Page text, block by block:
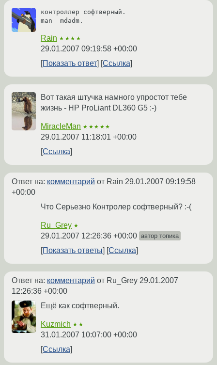
контроллер софтверный.
man  mdadm.
Rain ★★★★
29.01.2007 09:19:58 +00:00
Показать ответ
Ссылка
Вот такая штучка намного упростот тебе
жизнь - HP ProLiant DL360 G5 :-)
MiracleMan ★★★★★
29.01.2007 11:18:01 +00:00
Ссылка
Ответ на: комментарий от Rain 29.01.2007 09:19:58
+00:00
Что Серьезно Контролер софтверный? :-(
Ru_Grey ★
29.01.2007 12:26:36 +00:00 автор топика
Показать ответы Ссылка
Ответ на: комментарий от Ru_Grey 29.01.2007
12:26:36 +00:00
Ещё как софтверный.
Kuzmich ★★
31.01.2007 10:07:00 +00:00
Ссылка